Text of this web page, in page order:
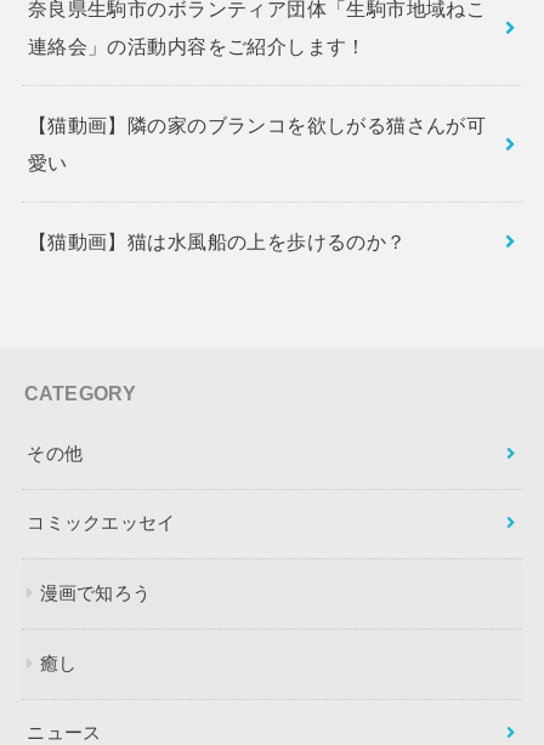
奈良県生駒市のボランティア団体「生駒市地域ねこ
連絡会」の活動内容をご紹介します！
【猫動画】隣の家のブランコを欲しがる猫さんが可
愛い
【猫動画】猫は水風船の上を歩けるのか？
CATEGORY
その他
コミックエッセイ
漫画で知ろう
癒し
ニュース